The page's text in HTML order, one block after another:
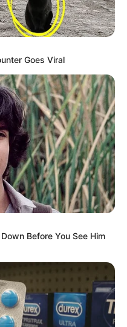
Goes Viral
Before You See Him